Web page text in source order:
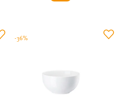
-36%